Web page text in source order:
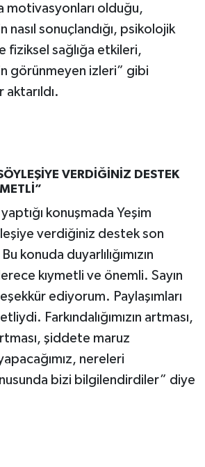
motivasyonları olduğu,
nasıl sonuçlandığı, psikolojik
fiziksel sağlığa etkileri,
görünmeyen izleri” gibi
VERDİĞİNİZ DESTEK
konuşmada Yeşim
verdiğiniz destek son
konuda duyarlılığımızın
kıymetli ve önemli. Sayın
ediyorum. Paylaşımları
Farkındalığımızın artması,
şiddete maruz
nereleri
bizi bilgilendirdiler” diye